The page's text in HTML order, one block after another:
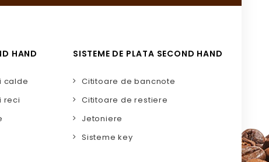
HAND
calde
reci
SISTEME DE PLATA SECOND HAND
Cititoare de bancnote
Cititoare de restiere
Jetoniere
Sisteme key